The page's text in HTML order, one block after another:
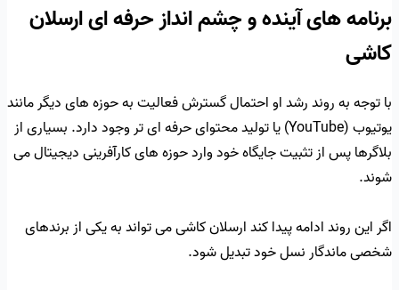
برنامه های آینده و چشم انداز حرفه ای ارسلان
کاشی
با توجه به روند رشد او احتمال گسترش فعالیت به حوزه های دیگر مانند
یوتیوب (YouTube) یا تولید محتوای حرفه ای تر وجود دارد. بسیاری از
بلاگرها پس از تثبیت جایگاه خود وارد حوزه های کارآفرینی دیجیتال می
شوند.
اگر این روند ادامه پیدا کند ارسلان کاشی می تواند به یکی از برندهای
شخصی ماندگار نسل خود تبدیل شود.